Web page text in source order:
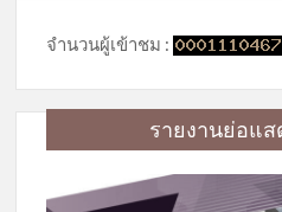
จำนวนผู้เข้าชม :
รายงานย่อแ